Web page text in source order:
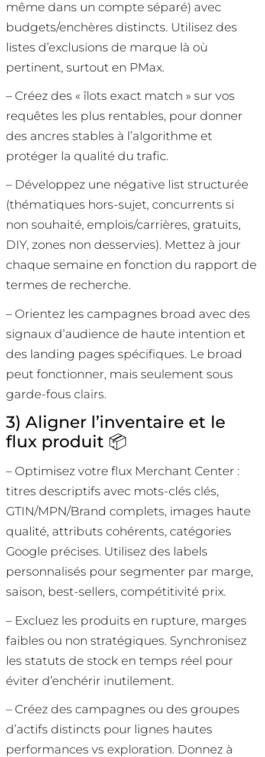
même dans un compte séparé) avec
budgets/enchères distincts. Utilisez des
listes d’exclusions de marque là où
pertinent, surtout en PMax.
– Créez des « îlots exact match » sur vos
requêtes les plus rentables, pour donner
des ancres stables à l’algorithme et
protéger la qualité du trafic.
– Développez une négative list structurée
(thématiques hors-sujet, concurrents si
non souhaité, emplois/carrières, gratuits,
DIY, zones non desservies). Mettez à jour
chaque semaine en fonction du rapport de
termes de recherche.
– Orientez les campagnes broad avec des
signaux d’audience de haute intention et
des landing pages spécifiques. Le broad
peut fonctionner, mais seulement sous
garde-fous clairs.
3) Aligner l’inventaire et le
flux produit 📦
– Optimisez votre flux Merchant Center :
titres descriptifs avec mots-clés clés,
GTIN/MPN/Brand complets, images haute
qualité, attributs cohérents, catégories
Google précises. Utilisez des labels
personnalisés pour segmenter par marge,
saison, best-sellers, compétitivité prix.
– Excluez les produits en rupture, marges
faibles ou non stratégiques. Synchronisez
les statuts de stock en temps réel pour
éviter d’enchérir inutilement.
– Créez des campagnes ou des groupes
d’actifs distincts pour lignes hautes
performances vs exploration. Donnez à